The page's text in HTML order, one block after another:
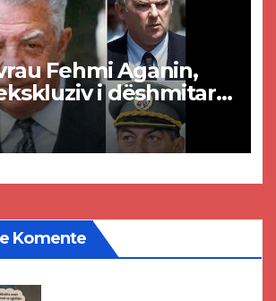
Fehmi Aganin,
i dëshmitarit
Komente